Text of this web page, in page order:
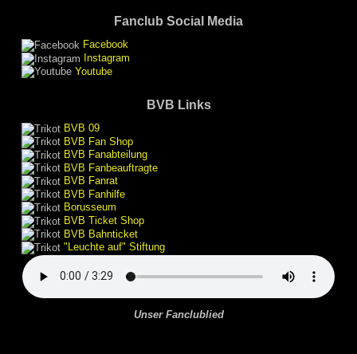
Fanclub Social Media
Facebook
Instagram
Youtube
BVB Links
BVB 09
BVB Fan Shop
BVB Fanabteilung
BVB Fanbeauftragte
BVB Fanrat
BVB Fanhilfe
Borusseum
BVB Ticket Shop
BVB Bahnticket
"Leuchte auf" Stiftung
Unser Fanclublied